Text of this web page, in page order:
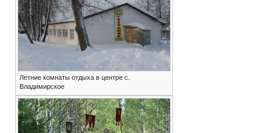
Летние комнаты отдыха в центре с.
Владимирское